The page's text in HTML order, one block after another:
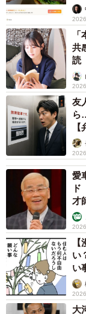
共
読
友
ら
愛
才
い
い
大